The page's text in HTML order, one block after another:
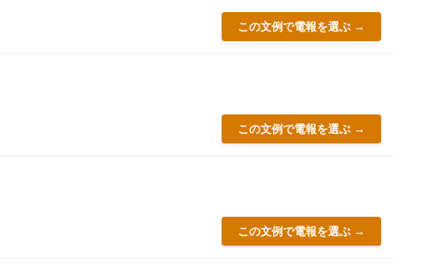
この文例で電報を選ぶ →
この文例で電報を選ぶ →
この文例で電報を選ぶ →